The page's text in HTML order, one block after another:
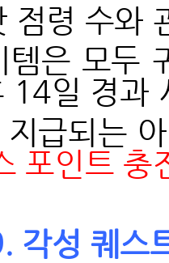
령 수와
은 모두
14일 경과
지급되는
포인트 충
각성 퀘스